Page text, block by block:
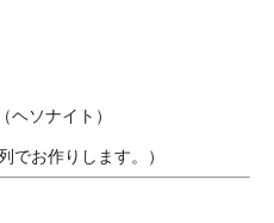
ナイト）
でお作りします。）